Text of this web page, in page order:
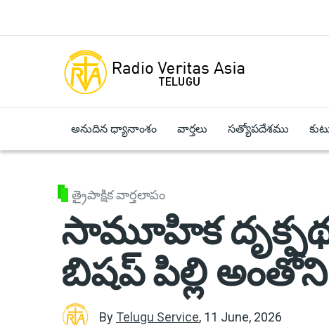
అనుదిన ధ్యానాంశం వార్తలు సత్యోపదేశము
త్రైపాక్షిక వార్తలాపం
సామూహిక దృక్పథం
బిషప్ పిల్లి
By Telugu Service, 11 June, 2026